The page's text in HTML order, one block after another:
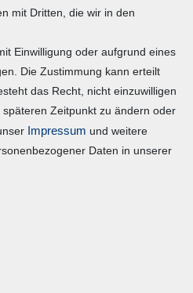
mit Dritten, die wir in den
Einwilligung oder aufgrund eines
Die Zustimmung kann erteilt
das Recht, nicht einzuwilligen
Zeitpunkt zu ändern oder
Impressum und weitere
Daten in unserer